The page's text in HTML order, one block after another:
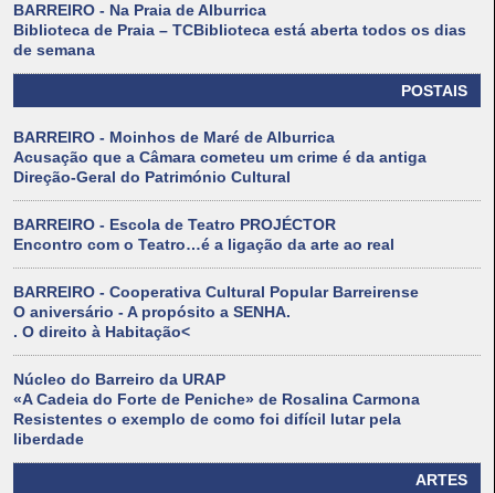
BARREIRO - Na Praia de Alburrica
Biblioteca de Praia – TCBiblioteca está aberta todos os dias
de semana
POSTAIS
BARREIRO - Moinhos de Maré de Alburrica
Acusação que a Câmara cometeu um crime é da antiga
Direção-Geral do Património Cultural
BARREIRO - Escola de Teatro PROJÉCTOR
Encontro com o Teatro…é a ligação da arte ao real
BARREIRO - Cooperativa Cultural Popular Barreirense
O aniversário - A propósito a SENHA.
. O direito à Habitação<
Núcleo do Barreiro da URAP
«A Cadeia do Forte de Peniche» de Rosalina Carmona
Resistentes o exemplo de como foi difícil lutar pela
liberdade
ARTES